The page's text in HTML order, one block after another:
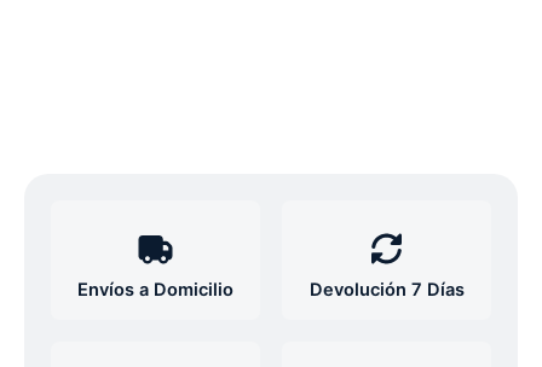
Envíos a Domicilio Devolución 7 Días